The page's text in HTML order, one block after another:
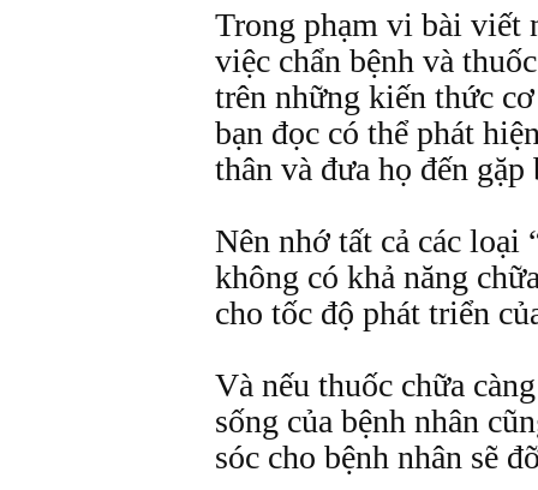
Trong phạm vi bài viết
việc chẩn bệnh và
trên những kiến thức
bạn đọc có thể phát
thân và đưa họ đến
Nên nhớ tất cả các loại
không có khả năng
cho tốc độ phát triển
Và nếu thuốc chữa
sống của bệnh nhân
sóc cho bệnh nhân sẽ